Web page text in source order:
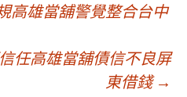
高雄當舖警覺整合台中
任高雄當舖債信不良屏
東借錢 →